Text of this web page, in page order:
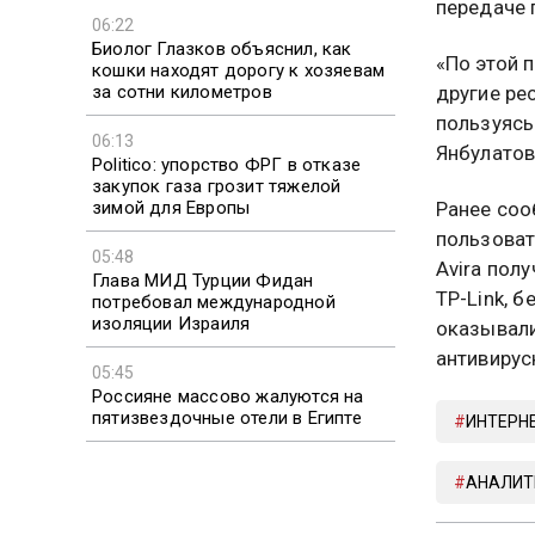
06:22
Биолог Глазков объяснил, как
кошки находят дорогу к хозяевам
за сотни километров
06:13
Politico: упорство ФРГ в отказе
закупок газа грозит тяжелой
зимой для Европы
05:48
Глава МИД Турции Фидан
потребовал международной
изоляции Израиля
05:45
Россияне массово жалуются на
пятизвездочные отели в Египте
передаче
«По этой
другие
Ранее
Avira
TP-Link,